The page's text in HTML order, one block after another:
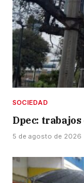
SOCIEDAD
Dpec:
5 de agosto de 2026